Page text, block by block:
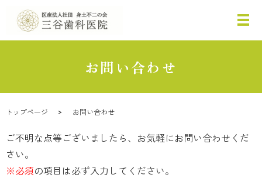
お問い合わせ
トップページ お問い合わせ
ご不明な点等ございましたら、お気軽にお問い合わせくだ
さい。
※必須の項目は必ず入力してください。